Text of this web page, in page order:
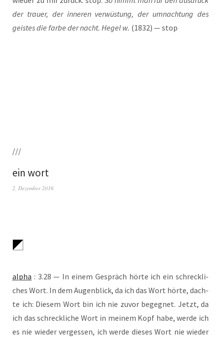
der trau­er, der inne­ren ver­wüs­tung, der umnach­tung des
geis­tes die far­be der nacht. Hegel w. (1832) — stop
///
ein wort
2. Dezember 2016
alpha : 3.28 — In einem Gespräch hör­te ich ein schreck­li­
ches Wort. In dem Augen­blick, da ich das Wort hör­te, dach­
te ich: Die­sem Wort bin ich nie zuvor begeg­net. Jetzt, da
ich das schreck­li­che Wort in mei­nem Kopf habe, wer­de ich
es nie wie­der ver­ges­sen, ich wer­de die­ses Wort nie wie­der